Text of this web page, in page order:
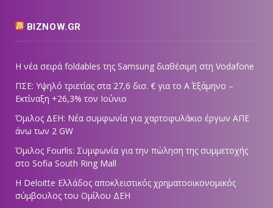
BIZNOW.GR
Η νέα σειρά foldables της Samsung διαθέσιμη στη Vodafone
ΠΣΕ: Υψηλό τριετίας στα 27,6 δισ. € για το Α΄ Εξάμηνο –
Εκτίναξη +26,3% τον Ιούνιο
Όμιλος ΔΕΗ: Νέα συμφωνία για χαρτοφυλάκιο έργων ΑΠΕ
άνω των 2 GW
Όμιλος Fourlis: Συμφωνία για την πώληση της συμμετοχής
στο Sofia South Ring Mall
Η Deloitte Ελλάδος αποκλειστικός χρηματοοικονομικός
σύμβουλος του Ομίλου ΔΕΗ